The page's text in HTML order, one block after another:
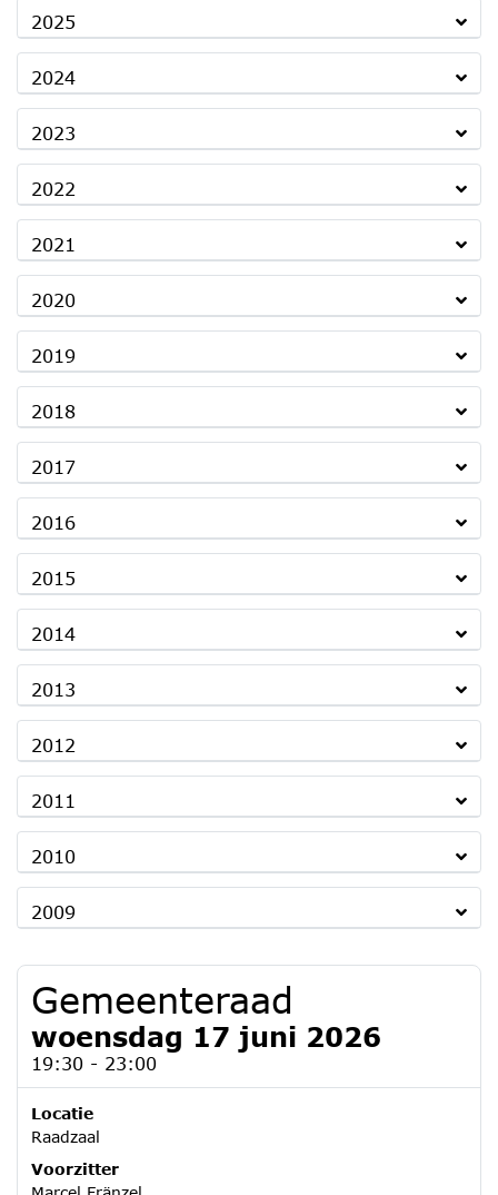
2025
2024
2023
2022
2021
2020
2019
2018
2017
2016
2015
2014
2013
2012
2011
2010
2009
Gemeenteraad
woensdag 17 juni 2026
19:30 - 23:00
Locatie
Raadzaal
Voorzitter